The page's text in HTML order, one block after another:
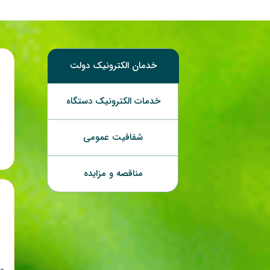
خدمان الکترونیک دولت
خدمات الکترونیک دستگاه
شفافیت عمومی
مناقصه و مزایده